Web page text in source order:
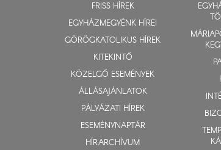
FRISS HÍREK
EGYHÁZMEGYÉNK HÍREI
GÖRÖGKATOLIKUS HÍREK
KITEKINTŐ
KÖZELGŐ ESEMÉNYEK
ÁLLÁSAJÁNLATOK
PÁLYÁZATI HÍREK
ESEMÉNYNAPTÁR
HÍRARCHÍVUM